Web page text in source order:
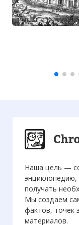
Наша цель —
энциклопедию,
получать
Мы создаем
фактов, точек
материалов.